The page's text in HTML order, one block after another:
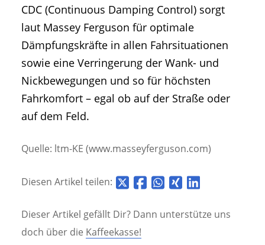
CDC (Continuous Damping Control) sorgt
laut Massey Ferguson für optimale
Dämpfungskräfte in allen Fahrsituationen
sowie eine Verringerung der Wank- und
Nickbewegungen und so für höchsten
Fahrkomfort – egal ob auf der Straße oder
auf dem Feld.
Quelle: ltm-KE (www.masseyferguson.com)
Diesen Artikel teilen:
Dieser Artikel gefällt Dir? Dann unterstütze uns
doch über die Kaffeekasse!